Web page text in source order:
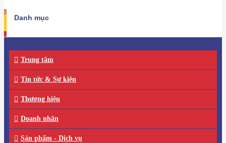
Danh mục
Trung tâm
Tin tức & Sự kiện
Thương hiệu
Doanh nhân
Sản phẩm - Dịch vụ